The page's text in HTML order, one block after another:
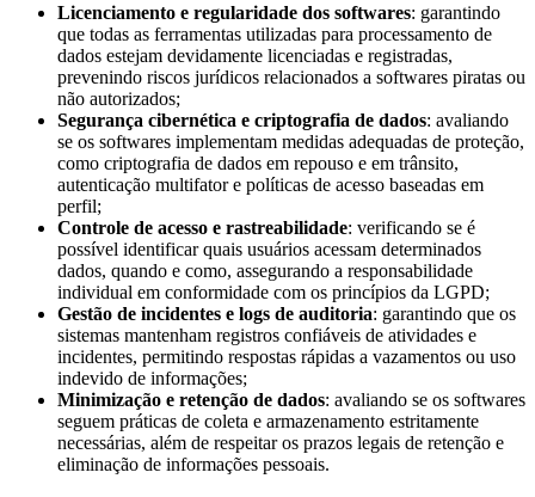
Licenciamento e regularidade dos softwares: garantindo
que todas as ferramentas utilizadas para processamento de
dados estejam devidamente licenciadas e registradas,
prevenindo riscos jurídicos relacionados a softwares piratas ou
não autorizados;
Segurança cibernética e criptografia de dados: avaliando
se os softwares implementam medidas adequadas de proteção,
como criptografia de dados em repouso e em trânsito,
autenticação multifator e políticas de acesso baseadas em
perfil;
Controle de acesso e rastreabilidade: verificando se é
possível identificar quais usuários acessam determinados
dados, quando e como, assegurando a responsabilidade
individual em conformidade com os princípios da LGPD;
Gestão de incidentes e logs de auditoria: garantindo que os
sistemas mantenham registros confiáveis de atividades e
incidentes, permitindo respostas rápidas a vazamentos ou uso
indevido de informações;
Minimização e retenção de dados: avaliando se os softwares
seguem práticas de coleta e armazenamento estritamente
necessárias, além de respeitar os prazos legais de retenção e
eliminação de informações pessoais.